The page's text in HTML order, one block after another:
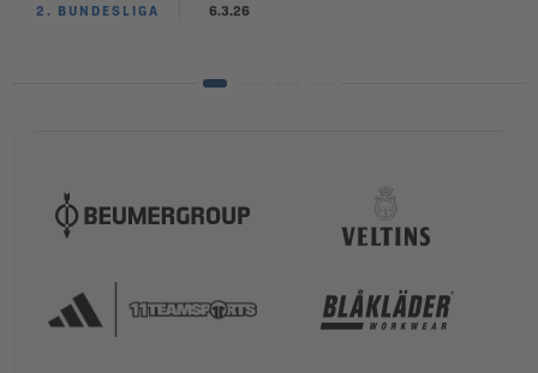
2. BUNDESLIGA 6.3.26